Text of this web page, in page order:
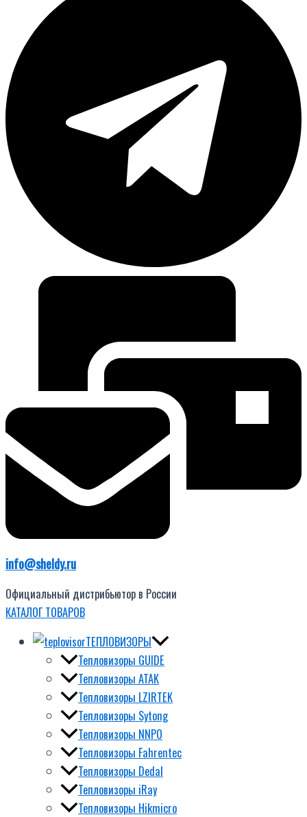
info@sheldy.ru
Официальный дистрибьютор в России
КАТАЛОГ ТОВАРОВ
ТЕПЛОВИЗОРЫ
Тепловизоры GUIDE
Тепловизоры ATAK
Тепловизоры LZIRTEK
Тепловизоры Sytong
Тепловизоры NNPO
Тепловизоры Fahrentec
Тепловизоры Dedal
Тепловизоры iRay
Тепловизоры Hikmicro